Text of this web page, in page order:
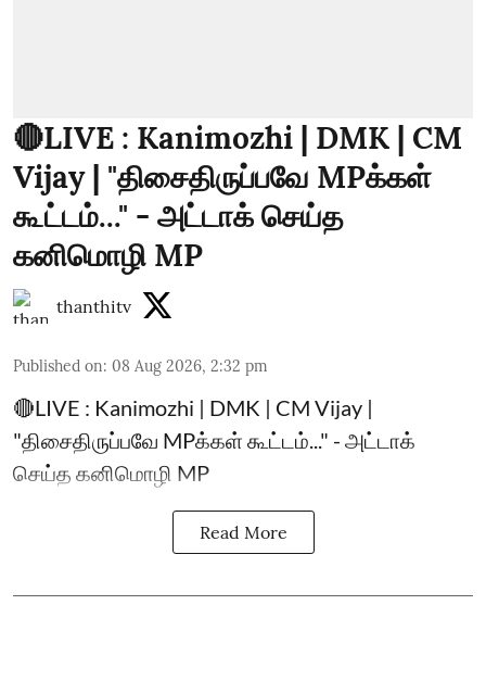
🔴LIVE : Kanimozhi | DMK | CM
Vijay | "திசைதிருப்பவே MPக்கள்
கூட்டம்..." - அட்டாக் செய்த
கனிமொழி MP
thanthitv
Published on: 08 Aug 2026, 2:32 pm
🔴LIVE : Kanimozhi | DMK | CM Vijay |
"திசைதிருப்பவே MPக்கள் கூட்டம்..." - அட்டாக்
செய்த கனிமொழி MP
Read More